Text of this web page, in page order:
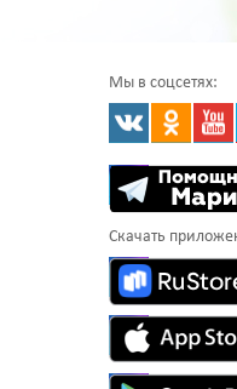
Мы в соцсетях:
Скачать